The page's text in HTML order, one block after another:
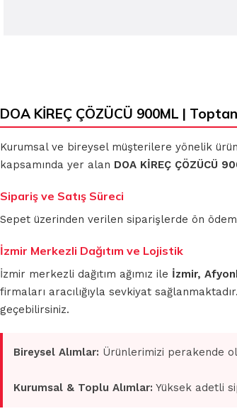
DOA KİREÇ ÇÖZÜCÜ 900ML |
Kurumsal ve bireysel müşterilere yönelik
kapsamında yer alan DOA KİREÇ ÇÖZÜCÜ
Sipariş ve Satış Süreci
Sepet üzerinden verilen siparişlerde ön
İzmir Merkezli Dağıtım ve Lojistik
İzmir merkezli dağıtım ağımız ile İzmir,
firmaları aracılığıyla sevkiyat
geçebilirsiniz.
Bireysel Alımlar: Ürünlerimizi perakende
Kurumsal & Toplu Alımlar: Yüksek adetli